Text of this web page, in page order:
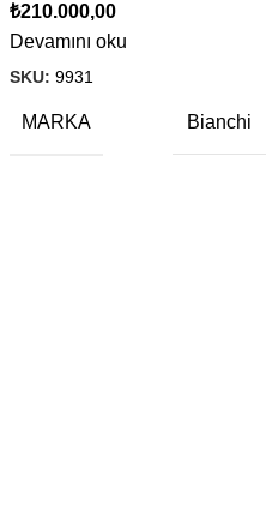
₺210.000,00
Devamını oku
SKU: 9931
MARKA Bianchi